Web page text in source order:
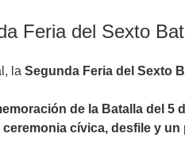
Feria del Sexto
la Segunda Feria del Sexto
de la Batalla del 5
ceremonia cívica, desfile y